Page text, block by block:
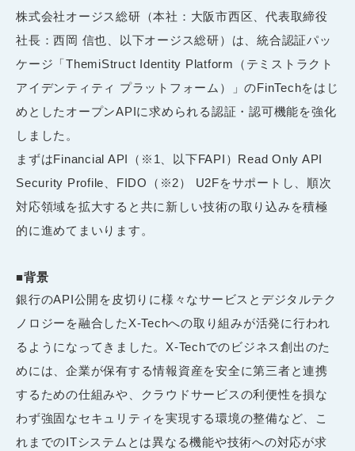
株式会社オージス総研（本社：大阪市西区、代表取締役
社長：西岡 信也、以下オージス総研）は、統合認証パッ
ケージ「ThemiStruct Identity Platform（テミストラクト
アイデンティティ プラットフォーム）」のFinTechをはじ
めとしたオープンAPIに求められる認証・認可機能を強化
しました。
まずはFinancial API（※1、以下FAPI）Read Only API
Security Profile、FIDO（※2） U2Fをサポートし、順次
対応領域を拡大すると共に新しい技術の取り込みを積極
的に進めてまいります。
■背景
銀行のAPI公開を皮切りに様々なサービスとデジタルテク
ノロジーを融合したX-Techへの取り組みが活発に行われ
るようになってきました。X-Techでのビジネス創出のた
めには、企業が保有する情報資産を安全に第三者と連携
するための仕組みや、クラウドサービスの利便性を損な
わず強固なセキュリティを実現する環境の整備など、こ
れまでのITシステムとは異なる機能や技術への対応が求